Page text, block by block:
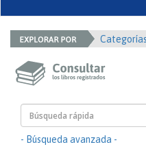
Categorías
- Búsqueda avanzada -